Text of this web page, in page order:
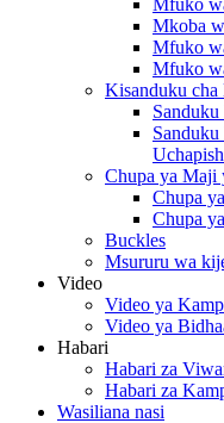
Mfuko
Mkoba
Mfuko
Mfuko
Kisanduku
Chupa ya Maji
Chupa
Chupa
Buckles
Msururu wa
Video
Video ya
Video ya
Habari
Habari za
Habari za
Wasiliana nasi